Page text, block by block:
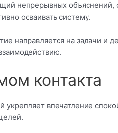
непрерывных
осваивать систему.
направляется на задачи
контакта
впечатление